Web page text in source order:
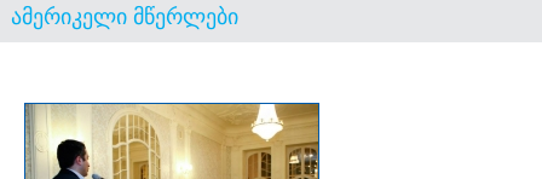
ამერიკელი მწერლები